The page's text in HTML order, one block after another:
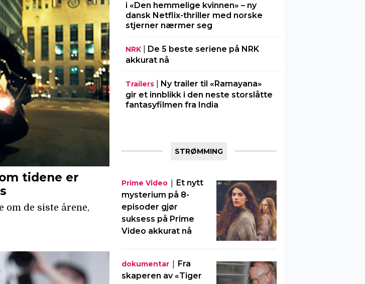
i «Den hemmelige kvinnen» – ny
dansk Netflix-thriller med norske
stjerner nærmer seg
NRK| De 5 beste seriene på NRK
akkurat nå
Trailers| Ny trailer til «Ramayana»
gir et innblikk i den neste storslåtte
fantasyfilmen fra India
STRØMMING
Prime Video| Et nytt
mysterium på 8-
episoder gjør
suksess på Prime
Video akkurat nå
dokumentar| Fra
skaperen av «Tiger